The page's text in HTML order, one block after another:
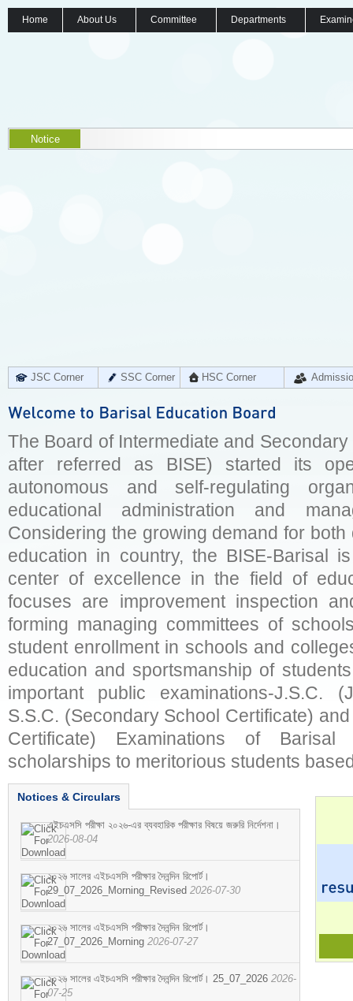
Home About Us Committee Departments
Notice
JSC Corner SSC Corner HSC Corner
The Board of Intermediate and
after referred as BISE) started its
autonomous and self-regulating
educational administration and
Considering the growing demand for
education in country, the BISE-Barisal
center of excellence in the field of
focuses are improvement inspection
forming managing committees of
student enrollment in schools and
education and sportsmanship of
important public examinations-J.S.C.
S.S.C. (Secondary School Certificate)
Certificate) Examinations of
scholarships to meritorious students
Notices & Circulars
এইচএসসি পরীক্ষা ২০২৬-এর ব্যবহারিক পরীক্ষার বিষয়ে জরুরি নির্দেশনা।
2026-08-04
২০২৬ সালের এইচএসসি পরীক্ষার দৈনন্দিন রিপোর্ট।
29_07_2026_Morning_Revised 2026-07-30
২০২৬ সালের এইচএসসি পরীক্ষার দৈনন্দিন রিপোর্ট।
27_07_2026_Morning 2026-07-27
২০২৬ সালের এইচএসসি পরীক্ষার দৈনন্দিন রিপোর্ট। 25_07_2026 2026-
07-25